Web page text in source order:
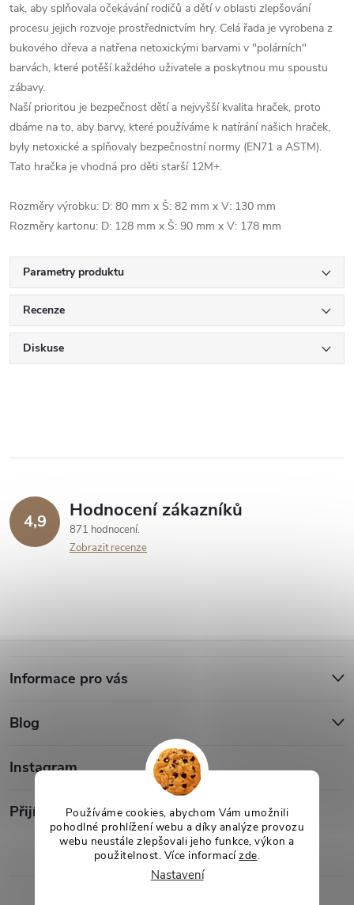
Používáme cookies, abychom Vám umožnili
pohodlné prohlížení webu a díky analýze provozu
webu neustále zlepšovali jeho funkce, výkon a
použitelnost. Více informacízde.
Nastavení
tak, aby splňovala očekávání rodičů a dětí v oblasti zlepšování
procesu jejich rozvoje prostřednictvím hry. Celá řada je vyrobena z
bukového dřeva a natřena netoxickými barvami v "polárních"
barvách, které potěší každého uživatele a poskytnou mu spoustu
zábavy.
Naší prioritou je bezpečnost dětí a nejvyšší kvalita hraček, proto
dbáme na to, aby barvy, které používáme k natírání našich hraček,
byly netoxické a splňovaly bezpečnostní normy (EN71 a ASTM).
Tato hračka je vhodná pro děti starší 12M+.
Rozměry výrobku: D: 80 mm x Š: 82 mm x V: 130 mm
Rozměry kartonu: D: 128 mm x Š: 90 mm x V: 178 mm
Parametry produktu
Recenze
Diskuse
4,9 Hodnocení zákazníků
871 hodnocení
Zobrazit recenze
á
p
a
Informace pro vás
Blog
Instagram
Přijímáme online platby